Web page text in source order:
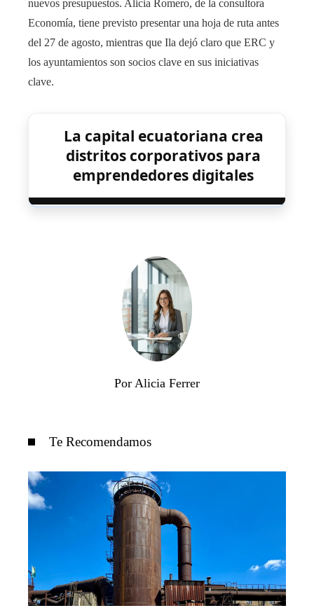
nuevos presupuestos. Alicia Romero, de la consultora
Economía, tiene previsto presentar una hoja de ruta antes
del 27 de agosto, mientras que Ila dejó claro que ERC y
los ayuntamientos son socios clave en sus iniciativas
clave.
La capital ecuatoriana crea
distritos corporativos para
emprendedores digitales
Por Alicia Ferrer
Te Recomendamos